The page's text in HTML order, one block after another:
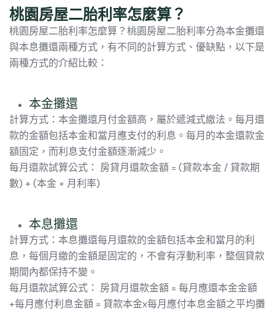
桃園房屋二胎利率怎麼算？
桃園房屋二胎利率怎麼算？桃園房屋二胎利率分為本金攤還
與本息攤還兩種方式，有不同的計算方式、優缺點，以下是
兩種方式的介紹比較：
本金攤還
計算方式：本金攤還月付金額高，屬於遞減式繳法。每月還
款的金額包括本金和當月應支付的利息。每月的本金還款金
額固定，而利息支付金額逐漸減少。
每月還款試算公式： 房貸月還款金額 = (貸款本金 / 貸款期
數) + (本金 × 月利率)
本息攤還
計算方式：本息攤還每月還款的金額包括本金和當月的利
息，每個月繳的金額是固定的，不會有浮動利率，整個貸款
期間內都保持不變。
每月還款試算公式： 房貸月還款金額 = 每月應還本金金額
+每月應付利息金額 = 貸款本金x每月應付本息金額之平均攤